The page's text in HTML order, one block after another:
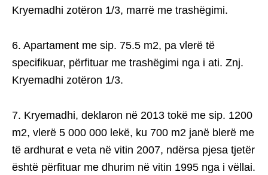
Kryemadhi zotëron 1/3, marrë me trashëgimi.
6. Apartament me sip. 75.5 m2, pa vlerë të
specifikuar, përfituar me trashëgimi nga i ati. Znj.
Kryemadhi zotëron 1/3.
7. Kryemadhi, deklaron në 2013 tokë me sip. 1200
m2, vlerë 5 000 000 lekë, ku 700 m2 janë blerë me
të ardhurat e veta në vitin 2007, ndërsa pjesa tjetër
është përfituar me dhurim në vitin 1995 nga i vëllai.